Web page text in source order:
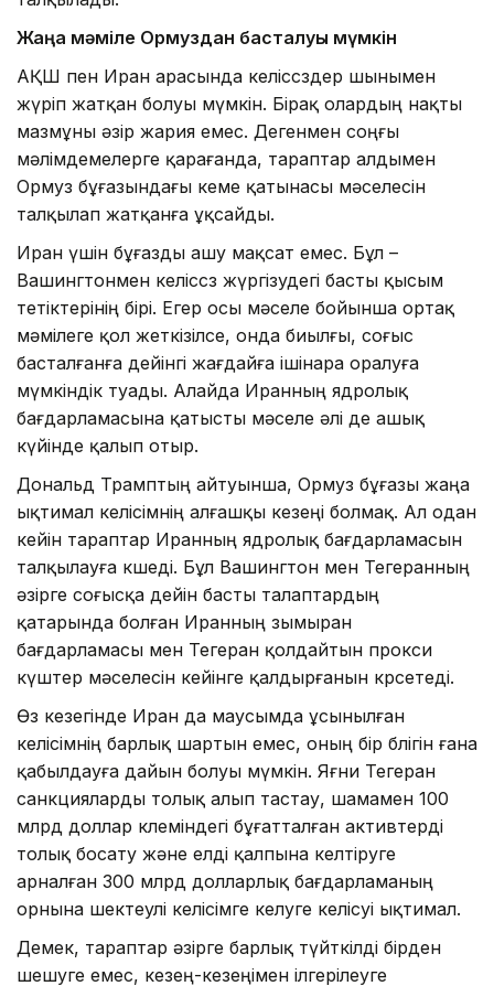
Жаңа мәміле Ормуздан басталуы мүмкін
АҚШ пен Иран арасында келіссөздер шынымен
жүріп жатқан болуы мүмкін. Бірақ олардың нақты
мазмұны әзір жария емес. Дегенмен соңғы
мәлімдемелерге қарағанда, тараптар алдымен
Ормуз бұғазындағы кеме қатынасы мәселесін
талқылап жатқанға ұқсайды.
Иран үшін бұғазды ашу мақсат емес. Бұл –
Вашингтонмен келіссөз жүргізудегі басты қысым
тетіктерінің бірі. Егер осы мәселе бойынша ортақ
мәмілеге қол жеткізілсе, онда биылғы, соғыс
басталғанға дейінгі жағдайға ішінара оралуға
мүмкіндік туады. Алайда Иранның ядролық
бағдарламасына қатысты мәселе әлі де ашық
күйінде қалып отыр.
Дональд Трамптың айтуынша, Ормуз бұғазы жаңа
ықтимал келісімнің алғашқы кезеңі болмақ. Ал одан
кейін тараптар Иранның ядролық бағдарламасын
талқылауға көшеді. Бұл Вашингтон мен Тегеранның
әзірге соғысқа дейін басты талаптардың
қатарында болған Иранның зымыран
бағдарламасы мен Тегеран қолдайтын прокси
күштер мәселесін кейінге қалдырғанын көрсетеді.
Өз кезегінде Иран да маусымда ұсынылған
келісімнің барлық шартын емес, оның бір бөлігін ғана
қабылдауға дайын болуы мүмкін. Яғни Тегеран
санкцияларды толық алып тастау, шамамен 100
млрд доллар көлеміндегі бұғатталған активтерді
толық босату және елді қалпына келтіруге
арналған 300 млрд долларлық бағдарламаның
орнына шектеулі келісімге келуге келісуі ықтимал.
Демек, тараптар әзірге барлық түйткілді бірден
шешуге емес, кезең-кезеңімен ілгерілеуге